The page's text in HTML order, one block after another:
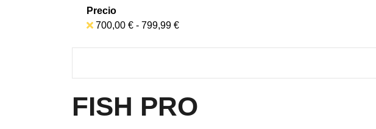
Precio
700,00 € - 799,99 €
FISH PRO